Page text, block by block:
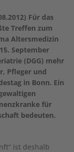
Für das
Treffen zum
Altersmedizin
September
(DGG) mehr
Pfleger und
in Bonn. Ein
für
bedeuten.
ist deshalb